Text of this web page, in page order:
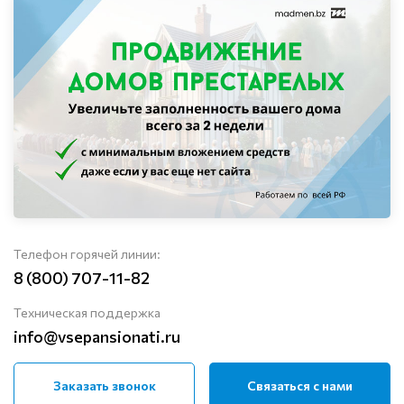
Телефон горячей линии:
8 (800) 707-11-82
Техническая поддержка
info@vsepansionati.ru
Заказать звонок Связаться с нами